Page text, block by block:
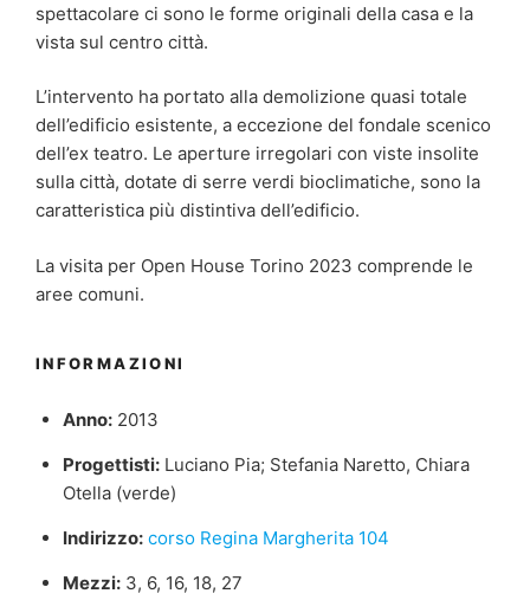
spettacolare ci sono le forme originali della casa e la
vista sul centro città.
L’intervento ha portato alla demolizione quasi totale
dell’edificio esistente, a eccezione del fondale scenico
dell’ex teatro. Le aperture irregolari con viste insolite
sulla città, dotate di serre verdi bioclimatiche, sono la
caratteristica più distintiva dell’edificio.
La visita per Open House Torino 2023 comprende le
aree comuni.
INFORMAZIONI
Anno:2013
Progettisti:Luciano Pia; Stefania Naretto, Chiara
Otella (verde)
Indirizzo: corso Regina Margherita 104
Mezzi:3, 6, 16, 18, 27